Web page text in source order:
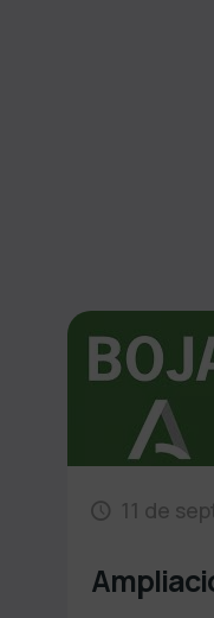
11 de